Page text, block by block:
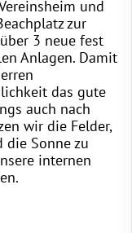
und
zur
3 neue fest
Anlagen. Damit
das gute
auch nach
wir die Felder,
die Sonne zu
internen